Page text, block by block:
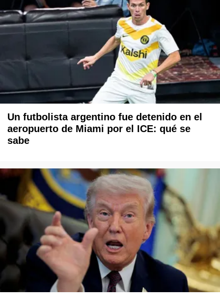
Un futbolista argentino fue detenido en el
aeropuerto de Miami por el ICE: qué se
sabe